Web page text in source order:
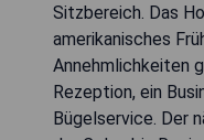
Sitzbereich. Das
amerikanisches
Annehmlichkeiten
Rezeption, ein
Bügelservice. Der